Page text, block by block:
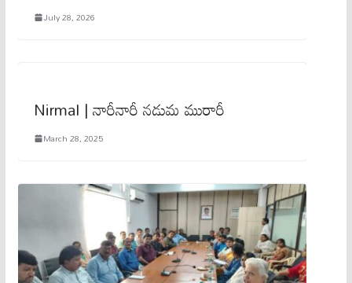
July 28, 2026
Nirmal | నారీనారీ న‌డుమ మురారీ
March 28, 2025